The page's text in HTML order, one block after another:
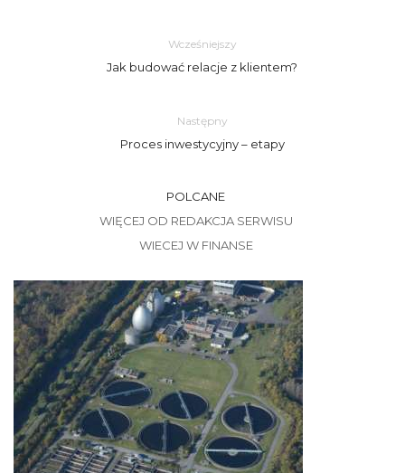
Wcześniejszy
Jak budować relacje z klientem?
Następny
Proces inwestycyjny – etapy
POLCANE
WIĘCEJ OD REDAKCJA SERWISU
WIECEJ W FINANSE